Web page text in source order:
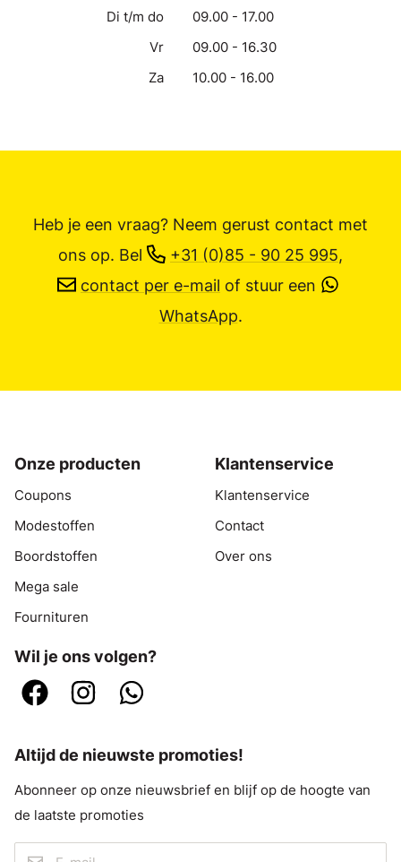
Di t/m do
09.00 - 17.00
Vr
09.00 - 16.30
Za
10.00 - 16.00
Heb je een vraag? Neem gerust contact met
ons op. Bel +31 (0)85 - 90 25 995,
contact per e-mail of stuur een
WhatsApp.
Onze producten
Coupons
Modestoffen
Boordstoffen
Mega sale
Fournituren
Klantenservice
Klantenservice
Contact
Over ons
Wil je ons volgen?
Altijd de nieuwste promoties!
Abonneer op onze nieuwsbrief en blijf op de hoogte van
de laatste promoties